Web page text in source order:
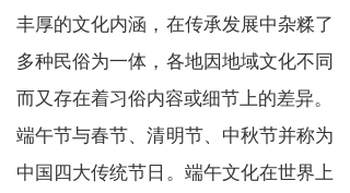
丰厚的文化内涵，在传承发展中杂糅了
多种民俗为一体，各地因地域文化不同
而又存在着习俗内容或细节上的差异。
端午节与春节、清明节、 中秋节并称为
中国四大传统节日。端午文化在世界上